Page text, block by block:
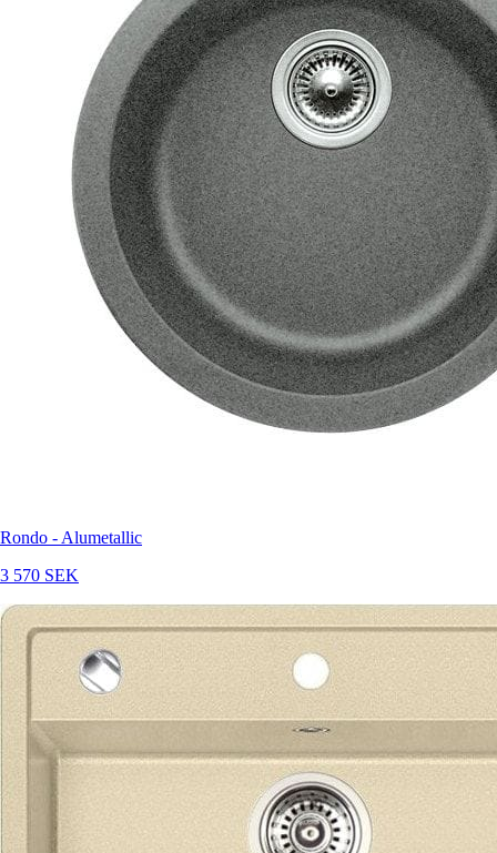
Rondo - Alumetallic
3 570 SEK